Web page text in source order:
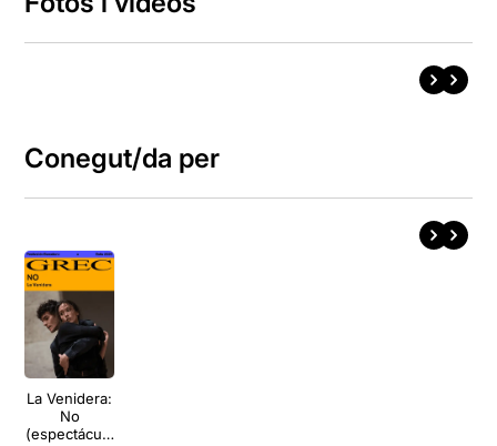
Conegut/da per
La Venidera:
No
(espectáculo